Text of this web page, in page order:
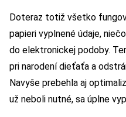
Doteraz totiž všetko
papieri vyplnené údaje,
do elektronickej podoby.
pri narodení dieťaťa a
Navyše prebehla aj
už neboli nutné, sa úplne